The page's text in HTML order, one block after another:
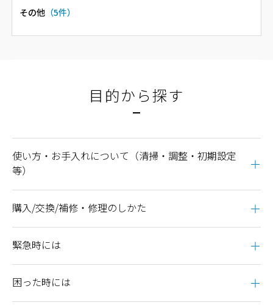
その他 （5件）
目的から探す
使い方・お手入れについて（清掃・調整・初期設定
等）
購入/交換/補修・修理のしかた
緊急時には
困った時には